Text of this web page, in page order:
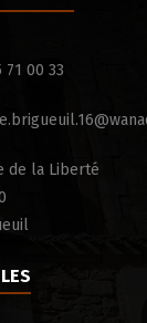
71 00 33
de la Liberté